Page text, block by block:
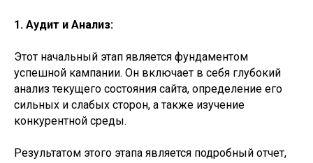
1. Аудит и Анализ:
Этот начальный этап является фундаментом
успешной кампании. Он включает в себя глубокий
анализ текущего состояния сайта, определение его
сильных и слабых сторон, а также изучение
конкурентной среды.
Результатом этого этапа является подробный отчет,